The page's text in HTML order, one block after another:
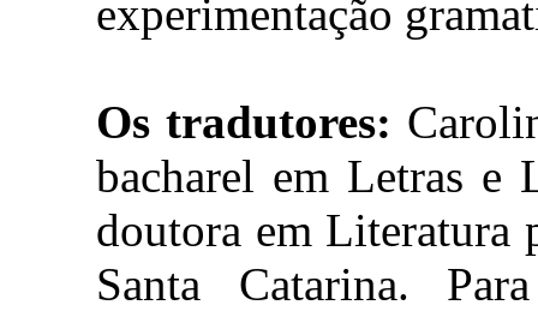
experimentação
Os tradutores:
bacharel em Letras e
doutora em Literatura
Santa Catarina.